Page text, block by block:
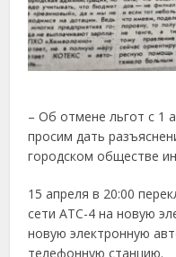
– Об отмене льгот с 1
просим дать
городском обществе
15 апреля в 20:00
сети АТС-4 на новую
новую электронную
телефонную станцию.